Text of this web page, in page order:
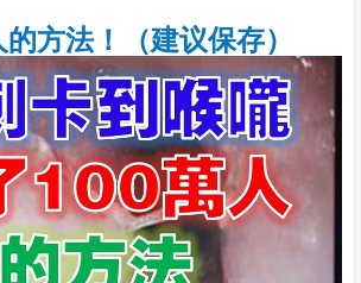
方法！（建议保存）